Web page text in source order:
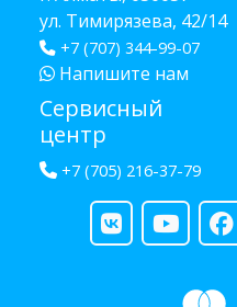
ул. Тимирязева, 42/14
+7 (707) 344-99-07
Напишите нам
Сервисный
центр
+7 (705) 216-37-79